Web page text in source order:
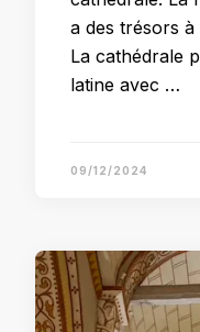
a des trésors
La cathédrale
latine avec …
09/12/2024